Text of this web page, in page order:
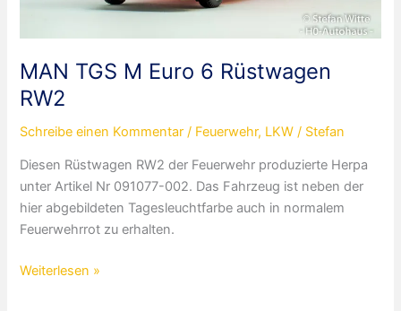
MAN TGS M Euro 6 Rüstwagen
RW2
Schreibe einen Kommentar / Feuerwehr, LKW / Stefan
Diesen Rüstwagen RW2 der Feuerwehr produzierte Herpa
unter Artikel Nr 091077-002. Das Fahrzeug ist neben der
hier abgebildeten Tagesleuchtfarbe auch in normalem
Feuerwehrrot zu erhalten.
MAN
Weiterlesen »